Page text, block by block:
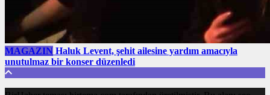
MAGAZIN Haluk Levent, şehit ailesine yardım amacıyla
unutulmaz bir konser düzenledi